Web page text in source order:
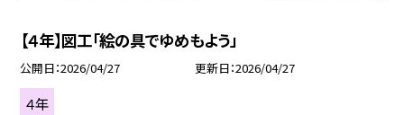
【４年】図工「絵の具でゆめもよう」
公開日 2026/04/27 更新日 2026/04/27
４年